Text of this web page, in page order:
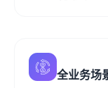
全业务场